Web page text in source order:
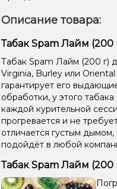
Описание товара:
Табак Spam Лайм (200
Табак Spam Лайм (200 г)
Virginia, Burley или
гарантирует его
обработки, у этого
каждой курительной
прогревается и не
отличается густым
подойдёт в любой
Табак Spam Лайм